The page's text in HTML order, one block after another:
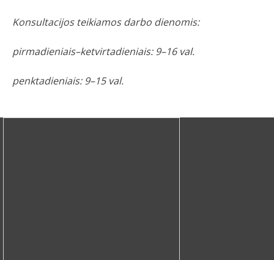
Konsultacijos teikiamos darbo dienomis:
pirmadieniais–ketvirtadieniais: 9–16 val.
penktadieniais: 9–15 val.